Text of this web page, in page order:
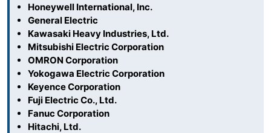
Honeywell International, Inc.
General Electric
Kawasaki Heavy Industries, Ltd.
Mitsubishi Electric Corporation
OMRON Corporation
Yokogawa Electric Corporation
Keyence Corporation
Fuji Electric Co., Ltd.
Fanuc Corporation
Hitachi, Ltd.